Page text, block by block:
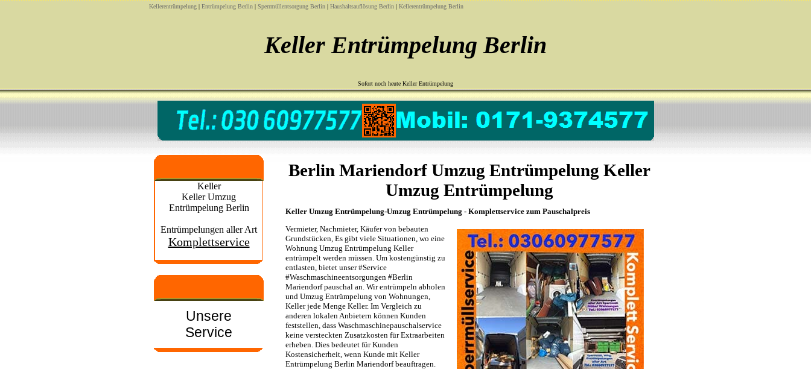
Kellerentrümpelung | Entrümpelung Berlin | Sperrmüllentsorgung Berlin | Haushaltsauflösung Berlin | Kellerentrümpelung Berlin
Keller Entrümpelung Berlin
Sofort noch heute Keller Entrümpelung
Keller
Keller Umzug
Entrümpelung Berlin
Entrümpelungen aller Art
Komplettservice
Unsere
Service
Berlin Mariendorf Umzug Entrümpelung Keller
Umzug Entrümpelung
Keller Umzug Entrümpelung-Umzug Entrümpelung - Komplettservice zum Pauschalpreis
Vermieter, Nachmieter, Käufer von bebauten
Grundstücken, Es gibt viele Situationen, wo eine
Wohnung Umzug Entrümpelung Keller
entrümpelt werden müssen. Um kostengünstig zu
entlasten, bietet unser #Service
#Waschmaschineentsorgungen #Berlin
Mariendorf pauschal an. Wir entrümpeln abholen
und Umzug Entrümpelung von Wohnungen,
Keller jede Menge Keller. Im Vergleich zu
anderen lokalen Anbietern können Kunden
feststellen, dass Waschmaschinepauschalservice
keine versteckten Zusatzkosten für Extraarbeiten
erheben. Dies bedeutet für Kunden
Kostensicherheit, wenn Kunde mit Keller
Entrümpelung Berlin Mariendorf beauftragen.